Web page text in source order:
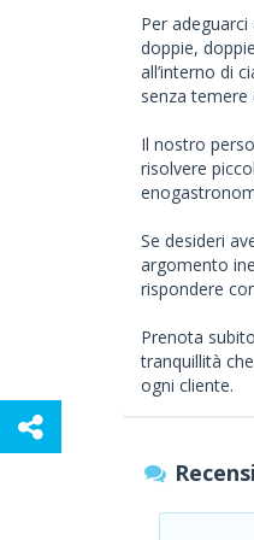
Per
doppie,
all’interno di
senza temere
Il nostro
risolvere
Se desideri
argomento
rispondere
Prenota
tranquillità
ogni cliente.